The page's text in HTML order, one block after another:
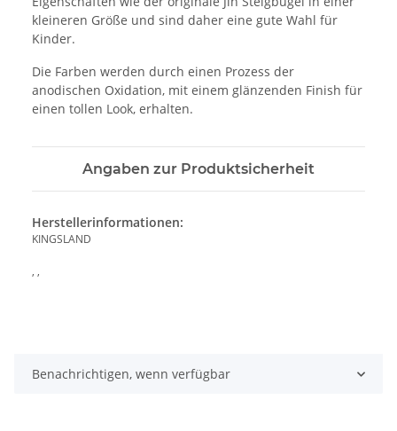
kleineren Größe und sind daher eine gute Wahl für
Kinder.
Die Farben werden durch einen Prozess der
anodischen Oxidation, mit einem glänzenden Finish für
einen tollen Look, erhalten.
Angaben zur Produktsicherheit
Herstellerinformationen:
KINGSLAND
, ,
Benachrichtigen, wenn verfügbar